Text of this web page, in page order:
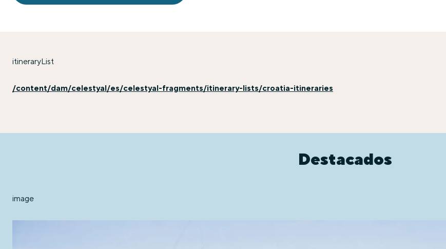
itineraryList
/content/dam/celestyal/es/celestyal-fragments/itinerary-lists/croatia-itineraries
Destacados
image